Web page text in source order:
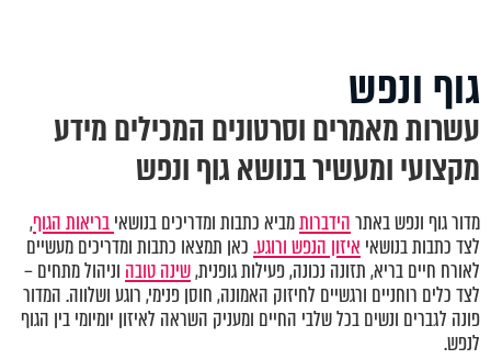
גוף ונפש
עשרות מאמרים וסרטונים המכילים מידע
מקצועי ומעשיר בנושא גוף ונפש
מדור גוף ונפש באתרהידברותמביא כתבות ומדריכים בנושאיבריאות הגוף,
לצד כתבות בנושאי איזון הנפש ורוגע.כאן תמצאו כתבות ומדריכים מעשיים
לאורח חיים בריא, תזונה נכונה, פעילות גופנית,שינה טובה וניהול מתחים –
לצד כלים רוחניים ורגשיים לחיזוק האמונה, חוסן פנימי, רוגע ושלווה. המדור
פונה לגברים ונשים בכל שלבי החיים ומעניק השראה לאיזון יומיומי בין הגוף
לנפש.